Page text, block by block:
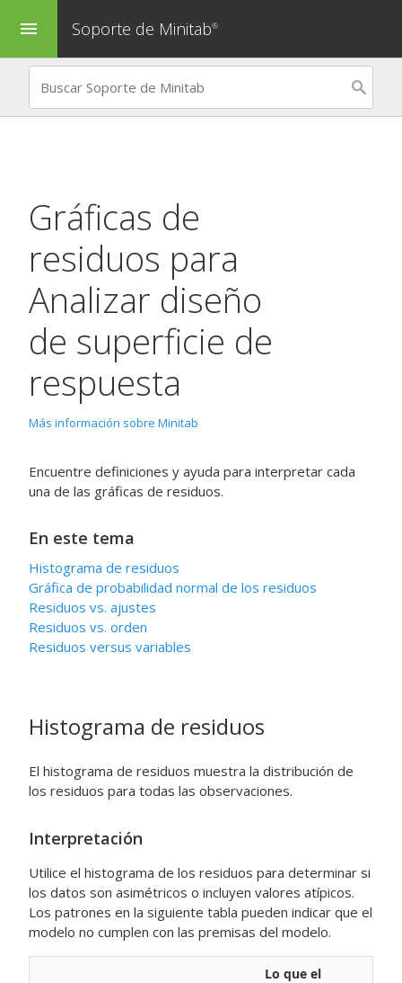
menu Soporte de Minitab®
Gráficas de
residuos para
Analizar diseño
de superficie de
respuesta
Más información sobre Minitab
Encuentre definiciones y ayuda para interpretar cada
una de las gráficas de residuos.
En este tema
Histograma de residuos
Gráfica de probabilidad normal de los residuos
Residuos vs. ajustes
Residuos vs. orden
Residuos versus variables
Histograma de residuos
El histograma de residuos muestra la distribución de
los residuos para todas las observaciones.
Interpretación
Utilice el histograma de los residuos para determinar si
los datos son asimétricos o incluyen valores atípicos.
Los patrones en la siguiente tabla pueden indicar que el
modelo no cumplen con las premisas del modelo.
Lo que el